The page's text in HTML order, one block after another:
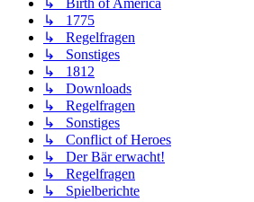
↳ 1775
↳ Regelfragen
↳ Sonstiges
↳ 1812
↳ Downloads
↳ Regelfragen
↳ Sonstiges
↳ Conflict of Heroes
↳ Der Bär erwacht!
↳ Regelfragen
↳ Spielberichte